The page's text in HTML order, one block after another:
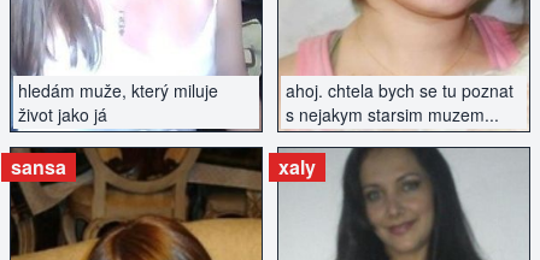
hledám muže, který miluje
život jako já
ahoj. chtela bych se tu poznat
s nejakym starsim muzem...
sansa xaly